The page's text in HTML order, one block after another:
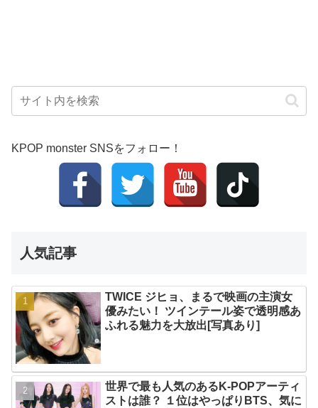
KPOP monster SNSをフォロー！
人気記事
TWICE ジヒョ、まるで映画の主演女
優みたい！ ツインテール姿で透明感あ
ふれる魅力を大放出[写真あり]
世界で最も人気のあるK-POPアーティ
ストは誰？ １位はやっぱりBTS、気に